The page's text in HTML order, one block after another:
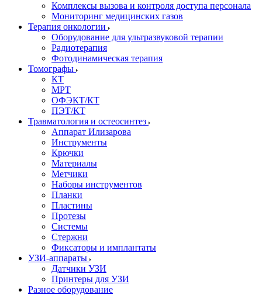
Комплексы вызова и контроля доступа персонала
Мониторинг медицинских газов
Терапия онкологии
Оборудование для ультразвуковой терапии
Радиотерапия
Фотодинамическая терапия
Томографы
КТ
МРТ
ОФЭКТ/КТ
ПЭТ/КТ
Травматология и остеосинтез
Аппарат Илизарова
Инструменты
Крючки
Материалы
Метчики
Наборы инструментов
Планки
Пластины
Протезы
Системы
Стержни
Фиксаторы и имплантаты
УЗИ-аппараты
Датчики УЗИ
Принтеры для УЗИ
Разное оборудование